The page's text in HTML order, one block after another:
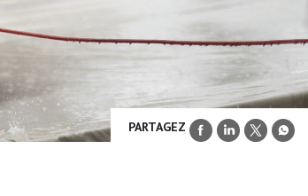
PARTAGEZ